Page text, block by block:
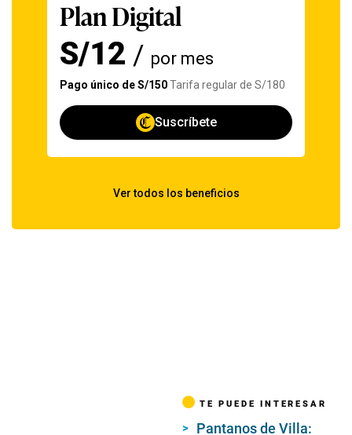
TE PUEDE INTERESAR
Pantanos de Villa: